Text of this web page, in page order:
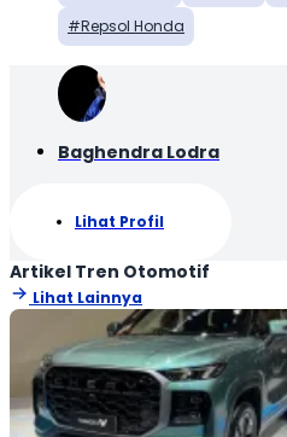
Repsol Honda
Baghendra Lodra
Lihat Profil
Artikel Tren Otomotif
Lihat Lainnya